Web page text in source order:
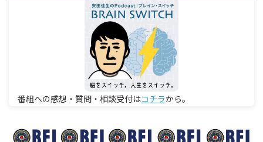
番組への感想・質問・相談受付はコチラから。